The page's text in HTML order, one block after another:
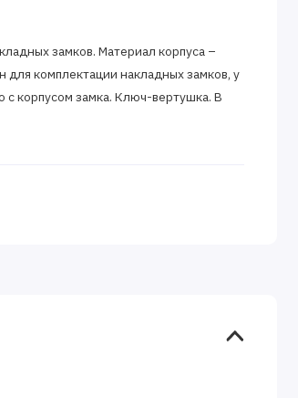
замков. Материал корпуса –
для комплектации накладных замков, у
с корпусом замка. Ключ-вертушка. В